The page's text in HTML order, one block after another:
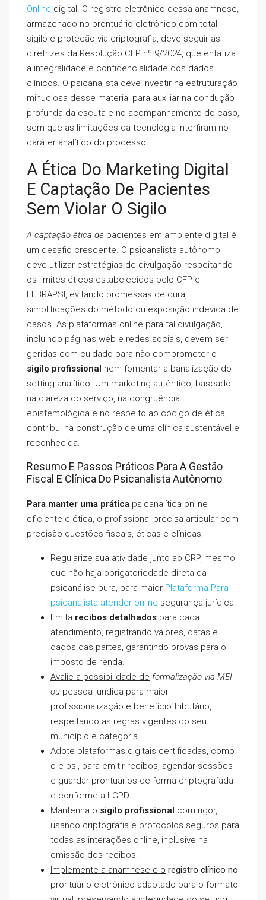
Online digital. O registro eletrônico dessa anamnese,
armazenado no prontuário eletrônico com total
sigilo e proteção via criptografia, deve seguir as
diretrizes da Resolução CFP nº 9/2024, que enfatiza
a integralidade e confidencialidade dos dados
clínicos. O psicanalista deve investir na estruturação
minuciosa desse material para auxiliar na condução
profunda da escuta e no acompanhamento do caso,
sem que as limitações da tecnologia interfiram no
caráter analítico do processo.
A Ética Do Marketing Digital
E Captação De Pacientes
Sem Violar O Sigilo
A captação ética de pacientes em ambiente digital é
um desafio crescente. O psicanalista autônomo
deve utilizar estratégias de divulgação respeitando
os limites éticos estabelecidos pelo CFP e
FEBRAPSI, evitando promessas de cura,
simplificações do método ou exposição indevida de
casos. As plataformas online para tal divulgação,
incluindo páginas web e redes sociais, devem ser
geridas com cuidado para não comprometer o
sigilo profissional nem fomentar a banalização do
setting analítico. Um marketing autêntico, baseado
na clareza do serviço, na congruência
epistemológica e no respeito ao código de ética,
contribui na construção de uma clínica sustentável e
reconhecida.
Resumo E Passos Práticos Para A Gestão
Fiscal E Clínica Do Psicanalista Autônomo
Para manter uma prática psicanalítica online
eficiente e ética, o profissional precisa articular com
precisão questões fiscais, éticas e clínicas:
Regularize sua atividade junto ao CRP, mesmo
que não haja obrigatoriedade direta da
psicanálise pura, para maior Plataforma Para
psicanalista atender online segurança jurídica.
Emita recibos detalhados para cada
atendimento, registrando valores, datas e
dados das partes, garantindo provas para o
imposto de renda.
Avalie a possibilidade de formalização via MEI
ou pessoa jurídica para maior
profissionalização e benefício tributário,
respeitando as regras vigentes do seu
município e categoria.
Adote plataformas digitais certificadas, como
o e-psi, para emitir recibos, agendar sessões
e guardar prontuários de forma criptografada
e conforme a LGPD.
Mantenha o sigilo profissional com rigor,
usando criptografia e protocolos seguros para
todas as interações online, inclusive na
emissão dos recibos.
Implemente a anamnese e o registro clínico no
prontuário eletrônico adaptado para o formato